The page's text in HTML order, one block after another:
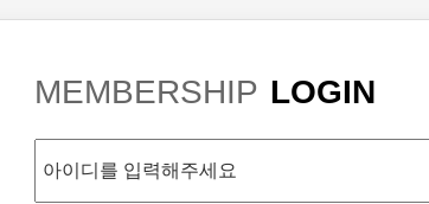
MEMBERSHIP LOGIN